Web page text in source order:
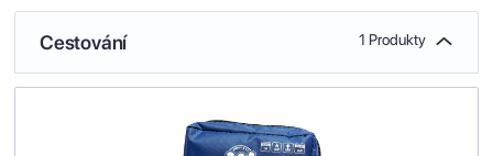
Cestování 1 Produkty